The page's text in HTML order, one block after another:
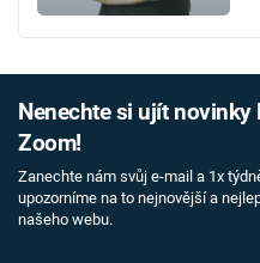
Nenechte si ujít novinky
Zoom!
Zanechte nám svůj e-mail a 1x
upozorníme na to nejnovější a
našeho webu.